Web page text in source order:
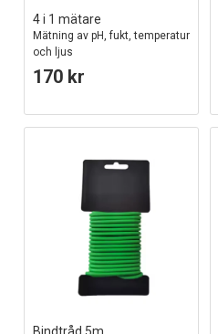
4 i 1 mätare
Mätning av pH, fukt, temperatur
och ljus
170 kr